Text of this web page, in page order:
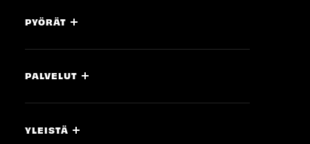
PYÖRÄT
PALVELUT
YLEISTÄ